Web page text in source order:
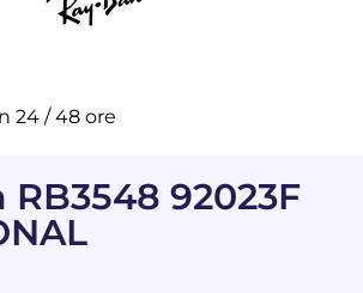
24 / 48 ore
RB3548 92023F